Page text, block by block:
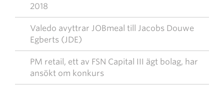
2018
Valedo avyttrar JOBmeal till Jacobs Douwe
Egberts (JDE)
PM retail, ett av FSN Capital III ägt bolag, har
ansökt om konkurs